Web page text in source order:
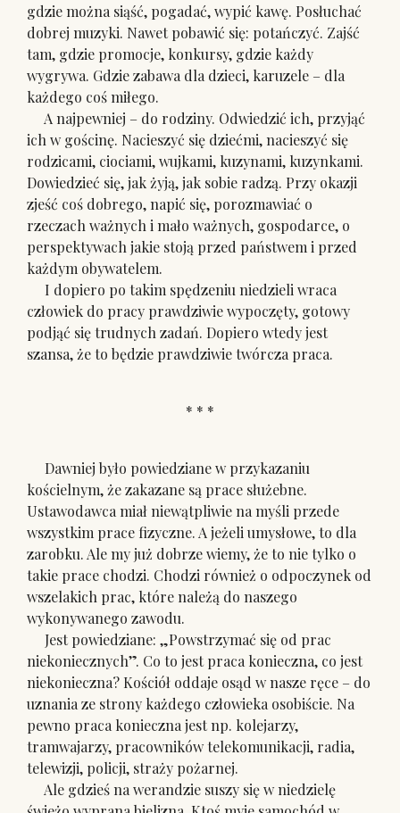
gdzie można siąść, pogadać, wypić kawę. Posłuchać
dobrej muzyki. Nawet pobawić się: potańczyć. Zajść
tam, gdzie promocje, konkursy, gdzie każdy
wygrywa. Gdzie zabawa dla dzieci, karuzele – dla
każdego coś miłego.
A najpewniej – do rodziny. Odwiedzić ich, przyjąć
ich w gościnę. Nacieszyć się dziećmi, nacieszyć się
rodzicami, ciociami, wujkami, kuzynami, kuzynkami.
Dowiedzieć się, jak żyją, jak sobie radzą. Przy okazji
zjeść coś dobrego, napić się, porozmawiać o
rzeczach ważnych i mało ważnych, gospodarce, o
perspektywach jakie stoją przed państwem i przed
każdym obywatelem.
I dopiero po takim spędzeniu niedzieli wraca
człowiek do pracy prawdziwie wypoczęty, gotowy
podjąć się trudnych zadań. Dopiero wtedy jest
szansa, że to będzie prawdziwie twórcza praca.
* * *
Dawniej było powiedziane w przykazaniu
kościelnym, że zakazane są prace służebne.
Ustawodawca miał niewątpliwie na myśli przede
wszystkim prace fizyczne. A jeżeli umysłowe, to dla
zarobku. Ale my już dobrze wiemy, że to nie tylko o
takie prace chodzi. Chodzi również o odpoczynek od
wszelakich prac, które należą do naszego
wykonywanego zawodu.
Jest powiedziane: „Powstrzymać się od prac
niekoniecznych”. Co to jest praca konieczna, co jest
niekonieczna? Kościół oddaje osąd w nasze ręce – do
uznania ze strony każdego człowieka osobiście. Na
pewno praca konieczna jest np. kolejarzy,
tramwajarzy, pracowników telekomunikacji, radia,
telewizji, policji, straży pożarnej.
Ale gdzieś na werandzie suszy się w niedzielę